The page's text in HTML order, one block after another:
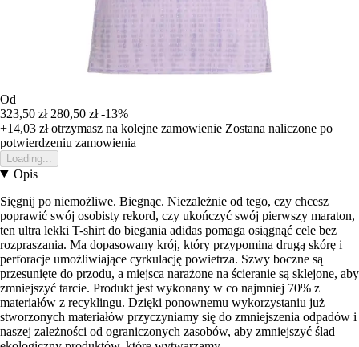
Od
323,50 zł 280,50 zł -13%
+14,03 złotrzymasz na kolejne zamowienie Zostana naliczone po
potwierdzeniu zamowienia
Loading...
Opis
Sięgnij po niemożliwe. Biegnąc. Niezależnie od tego, czy chcesz
poprawić swój osobisty rekord, czy ukończyć swój pierwszy maraton,
ten ultra lekki T-shirt do biegania adidas pomaga osiągnąć cele bez
rozpraszania. Ma dopasowany krój, który przypomina drugą skórę i
perforacje umożliwiające cyrkulację powietrza. Szwy boczne są
przesunięte do przodu, a miejsca narażone na ścieranie są sklejone, aby
zmniejszyć tarcie. Produkt jest wykonany w co najmniej 70% z
materiałów z recyklingu. Dzięki ponownemu wykorzystaniu już
stworzonych materiałów przyczyniamy się do zmniejszenia odpadów i
naszej zależności od ograniczonych zasobów, aby zmniejszyć ślad